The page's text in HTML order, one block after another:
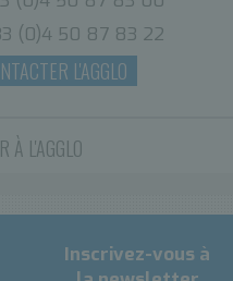
(0)4 50 87 83 22
L'AGGLO
À L'AGGLO
Inscrivez-vous à